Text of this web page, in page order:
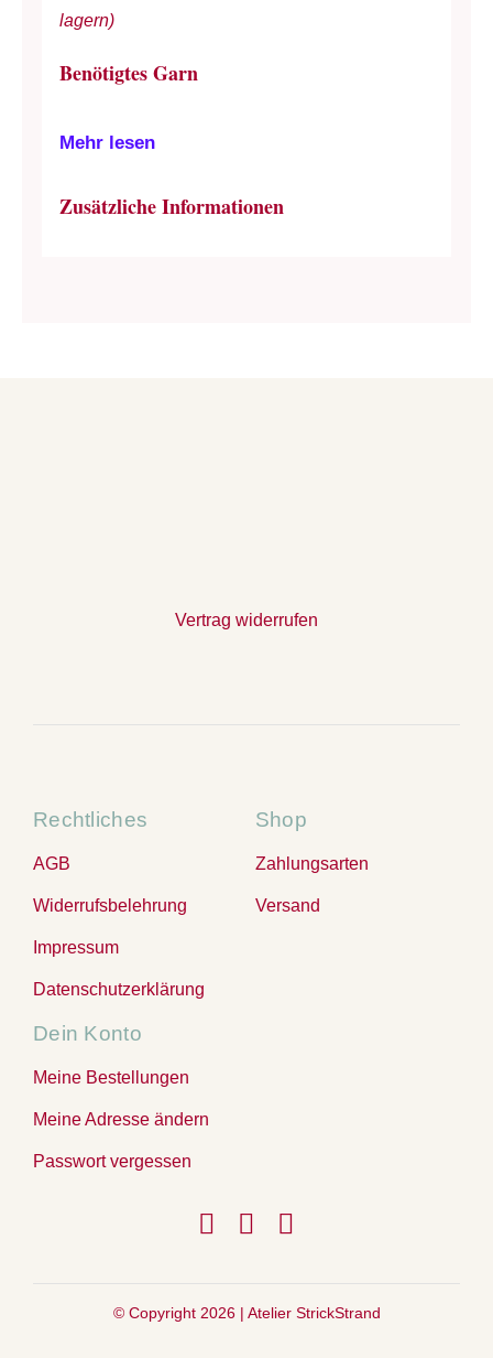
lagern)
Benötigtes Garn
Mehr lesen
Zusätzliche Informationen
Vertrag widerrufen
Rechtliches
AGB
Widerrufsbelehrung
Impressum
Datenschutzerklärung
Shop
Zahlungsarten
Versand
Dein Konto
Meine Bestellungen
Meine Adresse ändern
Passwort vergessen
© Copyright 2026 | Atelier StrickStrand